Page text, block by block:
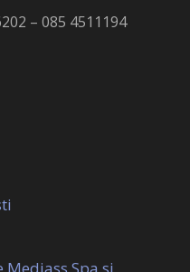
– 085 4511194